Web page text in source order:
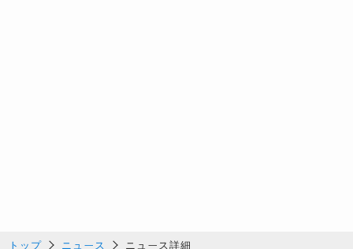
トップ ニュース ニュース詳細